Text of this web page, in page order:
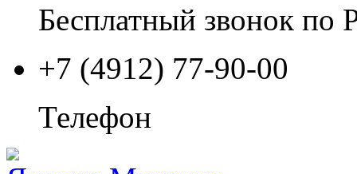
Бесплатный звонок по
+7 (4912) 77-90-00
Телефон